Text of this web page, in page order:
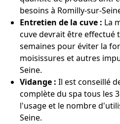
besoins à Romilly-sur-
Entretien de la cuve : La
cuve devrait être effectué
semaines pour éviter la
moisissures et autres
Seine.
Vidange : Il est conseillé
complète du spa tous les
l'usage et le nombre
Seine.